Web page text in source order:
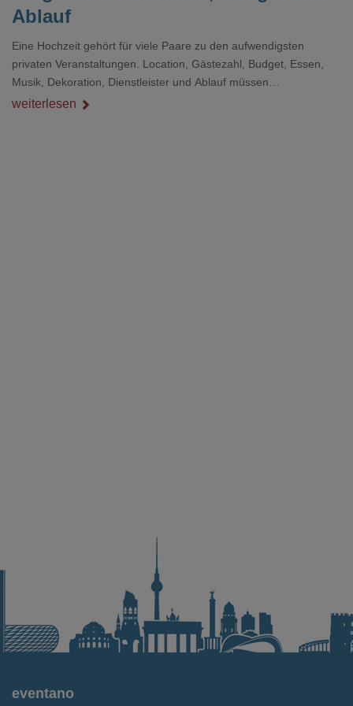
Ablauf
Eine Hochzeit gehört für viele Paare zu den aufwendigsten
privaten Veranstaltungen. Location, Gästezahl, Budget, Essen,
Musik, Dekoration, Dienstleister und Ablauf müssen
zusammenpassen, damit der Tag gut organisiert ist und trotzdem
weiterlesen
eventano